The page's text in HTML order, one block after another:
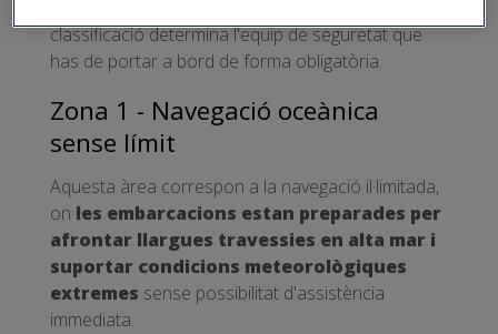
classificació determina l'equip de seguretat que
has de portar a bord de forma obligatòria.
Zona 1 - Navegació oceànica
sense límit
Aquesta àrea correspon a la navegació il·limitada,
on les embarcacions estan preparades per
afrontar llargues travessies en alta mar i
suportar condicions meteorològiques
extremes sense possibilitat d'assistència
immediata.